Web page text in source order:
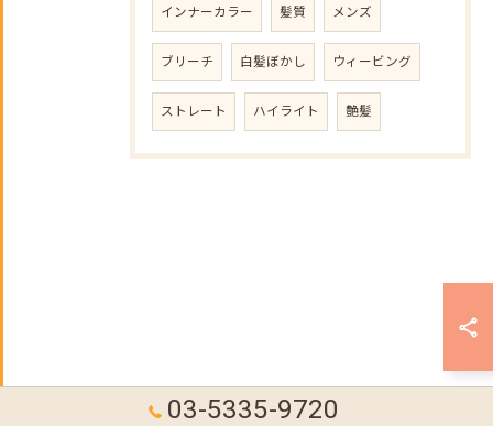
インナーカラー 髪質 メンズ
ブリーチ 白髪ぼかし ウィービング
ストレート ハイライト 艶髪
03-5335-9720